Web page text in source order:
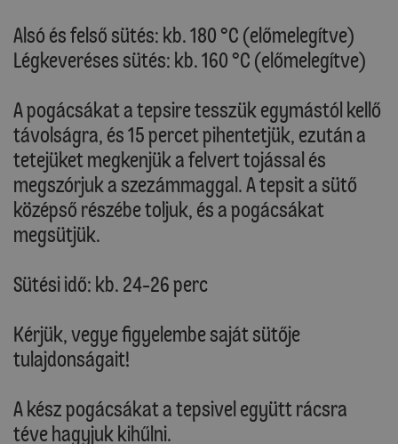
Alsó és felső sütés: kb. 180 °C (előmelegítve)
Légkeveréses sütés: kb. 160 °C (előmelegítve)
A pogácsákat a tepsire tesszük egymástól kellő
távolságra, és 15 percet pihentetjük, ezután a
tetejüket megkenjük a felvert tojással és
megszórjuk a szezámmaggal. A tepsit a sütő
középső részébe toljuk, és a pogácsákat
megsütjük.
Sütési idő: kb. 24-26 perc
Kérjük, vegye figyelembe saját sütője
tulajdonságait!
A kész pogácsákat a tepsivel együtt rácsra
téve hagyjuk kihűlni.